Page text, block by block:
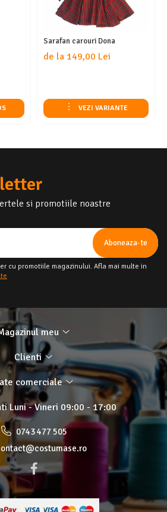
Sarafan carouri Dona
de la 149,00 Lei
VEZI VARIANTE
si promotiile noastre
cu promotiile magazinului. Afla mai multe in
meu
Clienti
comerciale
Luni - Vineri 09:00 - 17:00
0743 477 505